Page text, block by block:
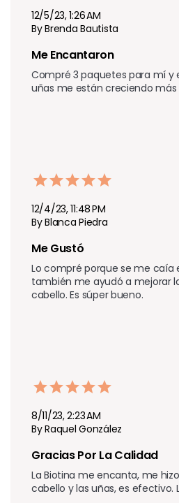
12/5/23, 1:26 AM
By Brenda Bautista
Me Encantaron
Compré 3 paquetes para mí y
uñas me están creciendo más
12/4/23, 11:48 PM
By Blanca Piedra
Me Gustó
Lo compré porque se me caía
también me ayudó a mejorar
cabello. Es súper bueno.
8/11/23, 2:23 AM
By Raquel González
Gracias Por La Calidad
La Biotina me encanta, me
cabello y las uñas, es efectivo.